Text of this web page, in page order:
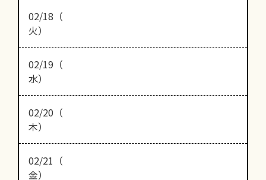
02/18（
火）
02/19（
水）
02/20（
木）
02/21（
金）